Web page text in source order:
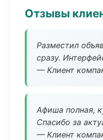
Отзывы
Разместил
сразу.
— Клиент
Афиша полная,
Спасибо за
— Клиент